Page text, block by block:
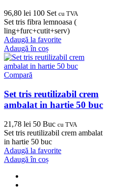
96,80 lei 100 Set cu TVA
Set tris fibra lemnoasa (
ling+furc+cutit+serv)
Adaugă la favorite
Adaugă în coș
Compară
Set tris reutilizabil crem
ambalat in hartie 50 buc
21,78 lei 50 Buc cu TVA
Set tris reutilizabil crem ambalat
in hartie 50 buc
Adaugă la favorite
Adaugă în coș